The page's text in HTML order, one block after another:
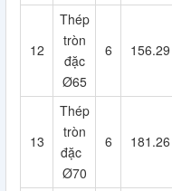
12
Thép
tròn
đặc
Ø65
6 156.29
13
Thép
tròn
đặc
Ø70
6 181.26